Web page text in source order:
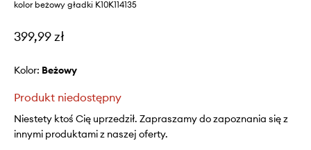
kolor beżowy gładki K10K114135
399,99 zł
Kolor: beżowy
Produkt niedostępny
Niestety ktoś Cię uprzedził. Zapraszamy do zapoznania się z
innymi produktami z naszej oferty.